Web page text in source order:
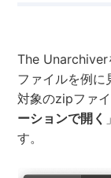
The Unarchiver
ファイルを例に
対象のzipファ
ーションで開く
す。